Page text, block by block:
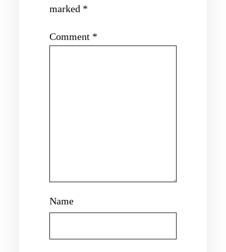
marked *
Comment *
Name